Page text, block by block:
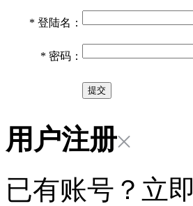
* 登陆名：
* 密码：
用户注册
已有账号？立即